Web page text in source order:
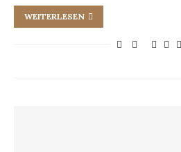
WEITERLESEN